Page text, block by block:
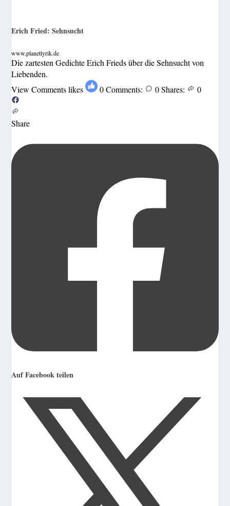
Erich Fried: Sehnsucht
www.planetlyrik.de
Die zartesten Gedichte Erich Frieds über die Sehnsucht von
Liebenden.
View Comments likes 0 Comments: 0 Shares: 0
Share
Auf Facebook teilen